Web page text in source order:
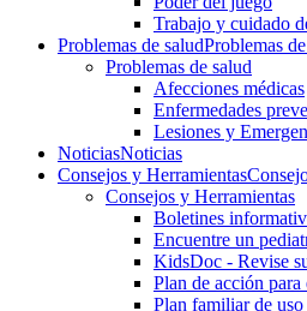
Trabajo y cuidado
Problemas de saludProblemas
Problemas de salud
Afecciones médicas
Enfermedades
Lesiones y
NoticiasNoticias
Consejos y Herramientas
Consejos y Herramientas
Boletines
Encuentre un
KidsDoc - Revise
Plan de acción
Plan familiar de uso